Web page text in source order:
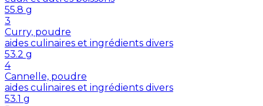
55.8 g
3
Curry, poudre
aides culinaires et ingrédients divers
53.2 g
4
Cannelle, poudre
aides culinaires et ingrédients divers
53.1 g